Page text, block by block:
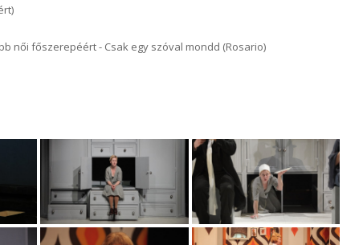
női főszerepéért - Csak egy szóval mondd (Rosario)